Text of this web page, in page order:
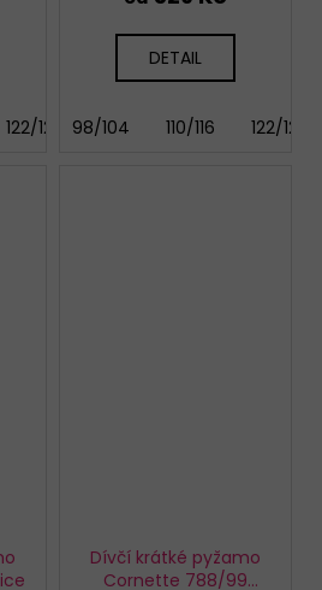
122/128 134/140 146/152
DETAIL
98/104 110/116 122/128
Dívčí krátké pyžamo
Cornette 788/99